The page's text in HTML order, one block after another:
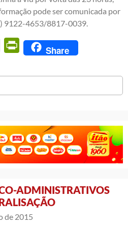
pode ser comunicada por
9122-4653/8817-0039.
Email PrintFriendly
Share
ADMINISTRATIVOS
de 2015